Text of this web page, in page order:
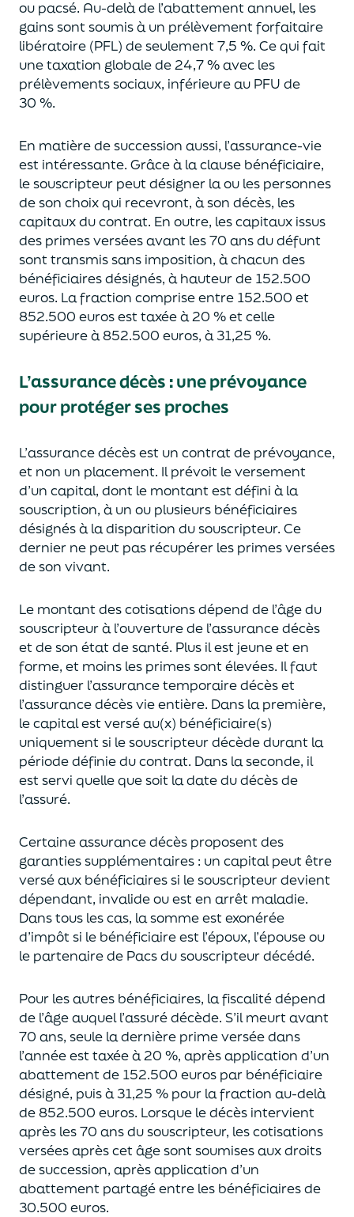
ou pacsé. Au-delàde l’abattement annuel, les
gains sont soumis à un prélèvement forfaitaire
libératoire (PFL) de seulement 7,5 %. Ce qui fait
une taxation globale de24,7 % avec les
prélèvements sociaux, inférieure au PFU de
30 %.
En matière de succession aussi, l’assurance-vie
est intéressante. Grâce à la clause bénéficiaire,
le souscripteur peut désigner la ou les personnes
de son choix qui recevront, à son décès, les
capitaux du contrat. En outre, les capitaux issus
des primes versées avant les 70 ans du défunt
sont transmis sans imposition, à chacun des
bénéficiaires désignés, à hauteur de 152.500
euros. La fraction comprise entre 152.500 et
852.500 eurosest taxée à 20 % et celle
supérieure à 852.500 euros, à 31,25 %.
L’assurance décès :une prévoyance
pour protéger ses proches
L’assurance décès est un contrat de prévoyance,
et non un placement. Il prévoit le versement
d’un capital, dont le montant est défini à la
souscription, à un ou plusieurs bénéficiaires
désignés à la disparition du souscripteur. Ce
dernier ne peut pas récupérer les primes versées
de son vivant.
Le montant des cotisations dépend de l’âgedu
souscripteur à l’ouverture de l’assurance décès
et de son état de santé. Plus il est jeuneet en
forme, et moins les primes sont élevées. Il faut
distinguer l’assurance temporaire décès et
l’assurancedécèsvie entière. Dans la première,
le capital estversé au(x) bénéficiaire(s)
uniquementsi le souscripteur décède durant la
période définie du contrat. Dans la seconde, il
est servi quelle que soit la date du décès de
l’assuré.
Certaine assurance décès proposentdes
garanties supplémentaires : un capitalpeut être
versé aux bénéficiaires si le souscripteur devient
dépendant, invalide ouest en arrêt maladie.
Dans tous les cas, la somme est exonérée
d’impôt si le bénéficiaire est l’époux, l’épouse ou
le partenaire de Pacsdu souscripteur décédé.
Pour les autres bénéficiaires, la fiscalité dépend
de l’âgeauquell’assuré décède. S’il meurt avant
70 ans, seule la dernière prime versée dans
l’année esttaxée à 20 %, après application d’un
abattement de 152.500 euros par bénéficiaire
désigné, puis à 31,25 % pour la fraction au-delà
de852.500 euros. Lorsque le décès intervient
après les 70 ans du souscripteur, les cotisations
versées après cet âge sont soumises aux droits
de succession, après application d’un
abattement partagé entre les bénéficiaires de
30.500 euros.